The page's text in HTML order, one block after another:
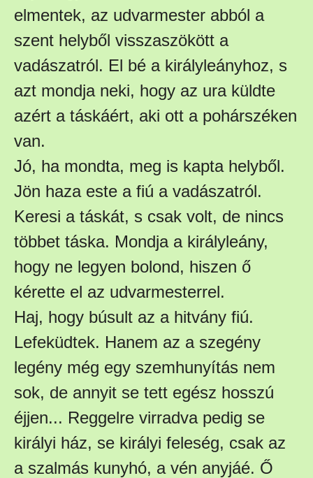
elmentek, az udvarmester abból a
szent helyből visszaszökött a
vadászatról. El bé a királyleányhoz, s
azt mondja neki, hogy az ura küldte
azért a táskáért, aki ott a pohárszéken
van.
Jó, ha mondta, meg is kapta helyből.
Jön haza este a fiú a vadászatról.
Keresi a táskát, s csak volt, de nincs
többet táska. Mondja a királyleány,
hogy ne legyen bolond, hiszen ő
kérette el az udvarmesterrel.
Haj, hogy búsult az a hitvány fiú.
Lefeküdtek. Hanem az a szegény
legény még egy szemhunyítás nem
sok, de annyit se tett egész hosszú
éjjen... Reggelre virradva pedig se
királyi ház, se királyi feleség, csak az
a szalmás kunyhó, a vén anyjáé. Ő